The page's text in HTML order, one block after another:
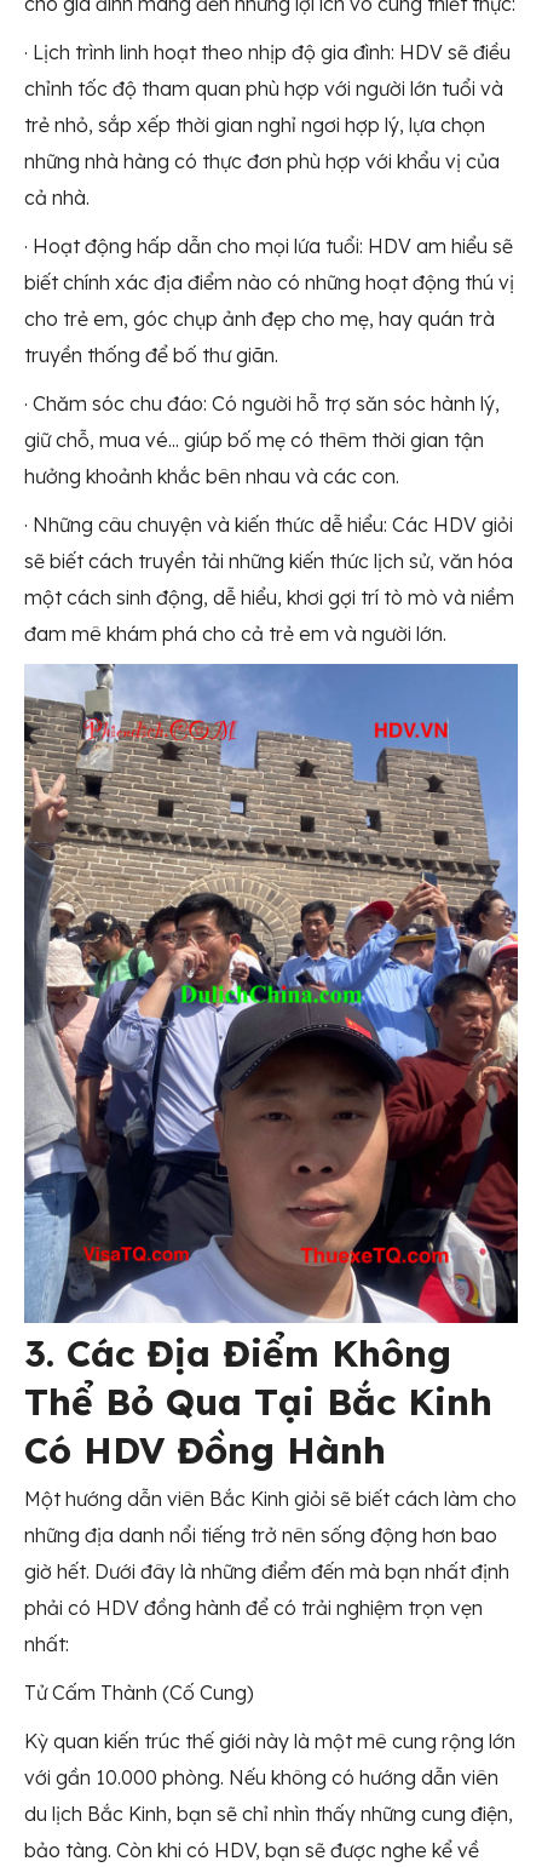
· Lịch trình linh hoạt theo nhịp độ gia đình: HDV sẽ điều
chỉnh tốc độ tham quan phù hợp với người lớn tuổi và
trẻ nhỏ, sắp xếp thời gian nghỉ ngơi hợp lý, lựa chọn
những nhà hàng có thực đơn phù hợp với khẩu vị của
cả nhà.
· Hoạt động hấp dẫn cho mọi lứa tuổi: HDV am hiểu sẽ
biết chính xác địa điểm nào có những hoạt động thú vị
cho trẻ em, góc chụp ảnh đẹp cho mẹ, hay quán trà
truyền thống để bố thư giãn.
· Chăm sóc chu đáo: Có người hỗ trợ săn sóc hành lý,
giữ chỗ, mua vé... giúp bố mẹ có thêm thời gian tận
hưởng khoảnh khắc bên nhau và các con.
· Những câu chuyện và kiến thức dễ hiểu: Các HDV giỏi
sẽ biết cách truyền tải những kiến thức lịch sử, văn hóa
một cách sinh động, dễ hiểu, khơi gợi trí tò mò và niềm
đam mê khám phá cho cả trẻ em và người lớn.
3. Các Địa Điểm Không
Thể Bỏ Qua Tại Bắc Kinh
Có HDV Đồng Hành
Một hướng dẫn viên Bắc Kinh giỏi sẽ biết cách làm cho
những địa danh nổi tiếng trở nên sống động hơn bao
giờ hết. Dưới đây là những điểm đến mà bạn nhất định
phải có HDV đồng hành để có trải nghiệm trọn vẹn
nhất:
Tử Cấm Thành (Cố Cung)
Kỳ quan kiến trúc thế giới này là một mê cung rộng lớn
với gần 10.000 phòng. Nếu không có hướng dẫn viên
du lịch Bắc Kinh, bạn sẽ chỉ nhìn thấy những cung điện,
bảo tàng. Còn khi có HDV, bạn sẽ được nghe kể về